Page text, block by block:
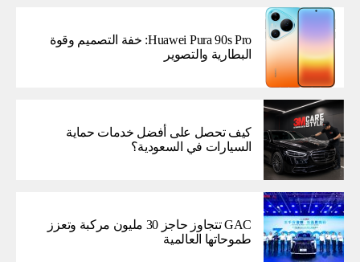
Huawei Pura 90s Pro: خفة التصميم وقوة
البطارية والتصوير
كيف تحصل على أفضل خدمات حماية
السيارات في السعودية؟
GAC تتجاوز حاجز 30 مليون مركبة وتعزز
طموحاتها العالمية